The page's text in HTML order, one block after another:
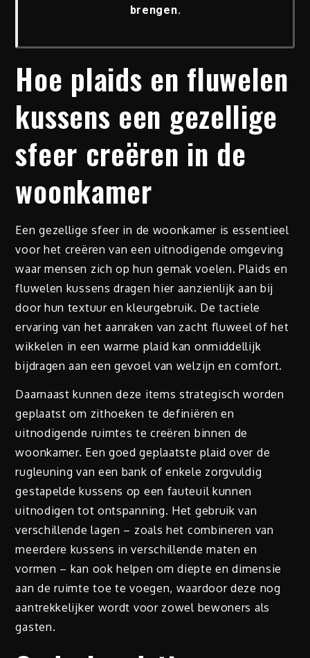
brengen.
Hoe plaids en fluwelen
kussens een gezellige
sfeer creëren in de
woonkamer
Een gezellige sfeer in de woonkamer is essentieel
voor het creëren van een uitnodigende omgeving
waar mensen zich op hun gemak voelen. Plaids en
fluwelen kussens dragen hier aanzienlijk aan bij
door hun textuur en kleurgebruik. De tactiele
ervaring van het aanraken van zacht fluweel of het
wikkelen in een warme plaid kan onmiddellijk
bijdragen aan een gevoel van welzijn en comfort.
Daarnaast kunnen deze items strategisch worden
geplaatst om zithoeken te definiëren en
uitnodigende ruimtes te creëren binnen de
woonkamer. Een goed geplaatste plaid over de
rugleuning van een bank of enkele zorgvuldig
gestapelde kussens op een fauteuil kunnen
uitnodigen tot ontspanning. Het gebruik van
verschillende lagen – zoals het combineren van
meerdere kussens in verschillende maten en
vormen – kan ook helpen om diepte en dimensie
aan de ruimte toe te voegen, waardoor deze nog
aantrekkelijker wordt voor zowel bewoners als
gasten.